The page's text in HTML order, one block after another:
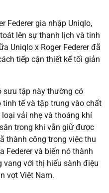
Federer gia nhập Uniqlo,
lên sự thanh lịch và tinh
Uniqlo x Roger Federer đã
tiếp cận thiết kế tối giản
sưu tập này thường có
tế và tập trung vào chất
loại vải nhẹ và thoáng khí
trong khi vẫn giữ được
thành công trong việc thu
Federer và biến nó thành
với thị hiếu sành điệu
vợt Việt Nam.